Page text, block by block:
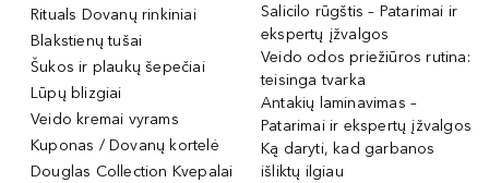
Rituals Dovanų rinkiniai
Blakstienų tušai
Šukos ir plaukų šepečiai
Lūpų blizgiai
Veido kremai vyrams
Kuponas / Dovanų kortelė
Douglas Collection Kvepalai
Salicilo rūgštis – Patarimai ir
ekspertų įžvalgos
Veido odos priežiūros rutina:
teisinga tvarka
Antakių laminavimas –
Patarimai ir ekspertų įžvalgos
Ką daryti, kad garbanos
išliktų ilgiau